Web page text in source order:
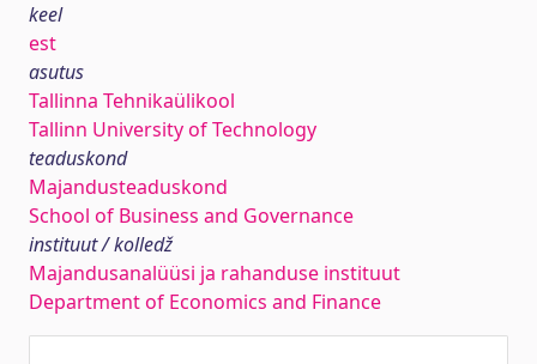
keel
est
asutus
Tallinna Tehnikaülikool
Tallinn University of Technology
teaduskond
Majandusteaduskond
School of Business and Governance
instituut / kolledž
Majandusanalüüsi ja rahanduse instituut
Department of Economics and Finance